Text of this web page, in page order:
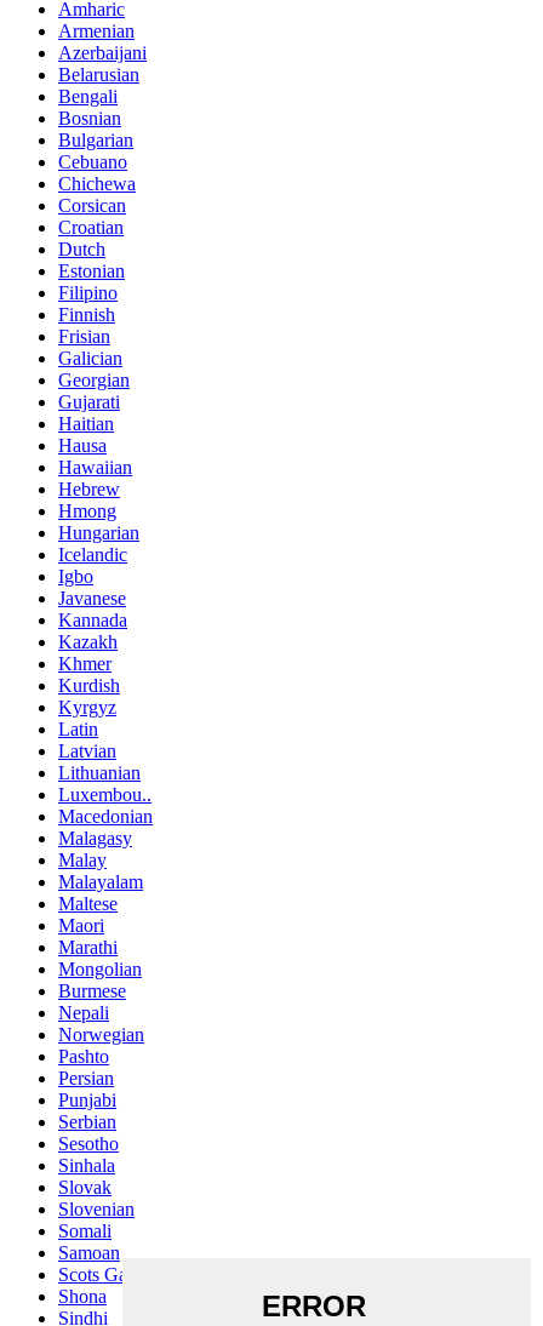
Amharic
Armenian
Azerbaijani
Belarusian
Bengali
Bosnian
Bulgarian
Cebuano
Chichewa
Corsican
Croatian
Dutch
Estonian
Filipino
Finnish
Frisian
Galician
Georgian
Gujarati
Haitian
Hausa
Hawaiian
Hebrew
Hmong
Hungarian
Icelandic
Igbo
Javanese
Kannada
Kazakh
Khmer
Kurdish
Kyrgyz
Latin
Latvian
Lithuanian
Luxembou..
Macedonian
Malagasy
Malay
Malayalam
Maltese
Maori
Marathi
Mongolian
Burmese
Nepali
Norwegian
Pashto
Persian
Punjabi
Serbian
Sesotho
Sinhala
Slovak
Slovenian
Somali
Samoan
Scots Gaelic
Shona
Sindhi